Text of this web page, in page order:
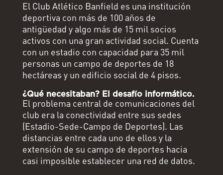
El Club Atlético Banfield es una institución
deportiva con más de 100 años de
antigüedad y algo más de 15 mil socios
activos con una gran actividad social. Cuenta
con un estadio con capacidad para 35 mil
personas un campo de deportes de 18
hectáreas y un edificio social de 4 pisos.
¿Qué necesitaban? El desafío informático.
El problema central de comunicaciones del
club era la conectividad entre sus sedes
(Estadio-Sede-Campo de Deportes). Las
distancias entre cada uno de ellos y la
extensión de su campo de deportes hacia
casi imposible establecer una red de datos.